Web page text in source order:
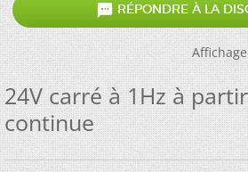
 RÉPONDRE À LA
24V carré à 1Hz à
continue